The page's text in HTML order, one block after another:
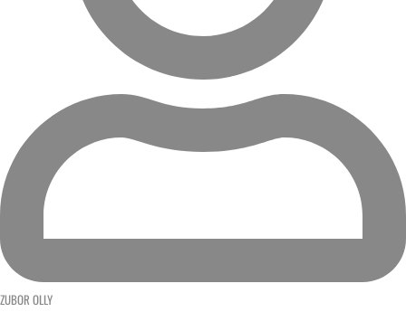
ZUBOR OLLY